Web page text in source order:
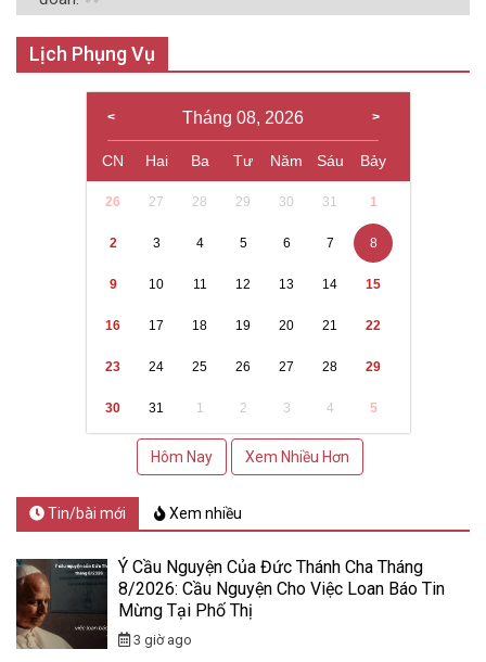
Lịch Phụng Vụ
Tháng 08, 2026
CN Hai Ba Tư Năm Sáu Bảy
26 27 28 29 30 31 1
2 3 4 5 6 7 8
9 10 11 12 13 14 15
16 17 18 19 20 21 22
23 24 25 26 27 28 29
30 31 1 2 3 4 5
Hôm Nay Xem Nhiều Hơn
Tin/bài mới Xem nhiều
Ý Cầu Nguyện Của Đức Thánh Cha Tháng
8/2026: Cầu Nguyện Cho Việc Loan Báo Tin
Mừng Tại Phố Thị
3 giờ ago